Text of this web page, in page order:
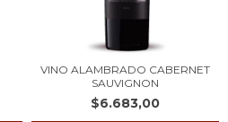
VINO ALAMBRADO CABERNET
SAUVIGNON
$6.683,00